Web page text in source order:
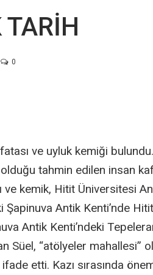
0
ve uyluk kemiği bulundu.
tahmin edilen insan
kemik, Hitit Üniversitesi
Şapinuva Antik Kenti’nde
Antik Kenti’ndeki
Süel, “atölyeler mahallesi”
etti. Kazı sırasında